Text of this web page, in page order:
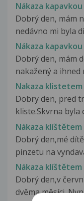
Nákaza kapavkou
Dobrý den, mám
nedávno mi byla
Nákaza kapavkou
Dobrý den, mám
nakažený a ihned
Nakaza klistetem
Dobry den, pred
kliste.Skvrna byla
Nákaza klíštětem
Dobrý den,mé
pinzetu na
Nákaza klíštětem
Dobrý den,v
dvěma měsíci.